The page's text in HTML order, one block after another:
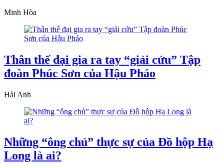
Minh Hòa
Thân thế đại gia ra tay “giải cứu” Tập
đoàn Phúc Sơn của Hậu Pháo
Hải Anh
Những “ông chủ” thực sự của Đồ hộp Hạ
Long là ai?